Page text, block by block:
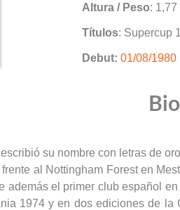
Altura / Peso: 1,77
Títulos: Supercup
Debut: 01/08/1980
su nombre con letras de
al Nottingham Forest en
además el primer club español
1974 y en dos ediciones de